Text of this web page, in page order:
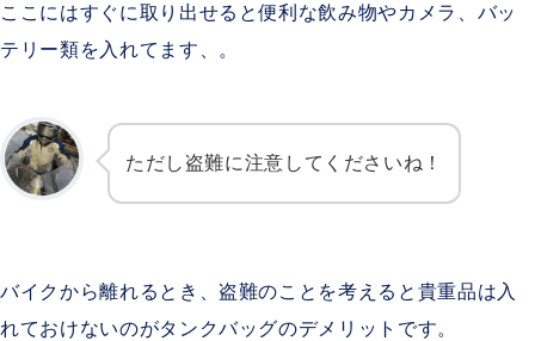
ここにはすぐに取り出せると便利な飲み物やカメラ、バッ
テリー類を入れてます、。
ただし盗難に注意してくださいね！
バイクから離れるとき、盗難のことを考えると貴重品は入
れておけないのがタンクバッグのデメリットです。